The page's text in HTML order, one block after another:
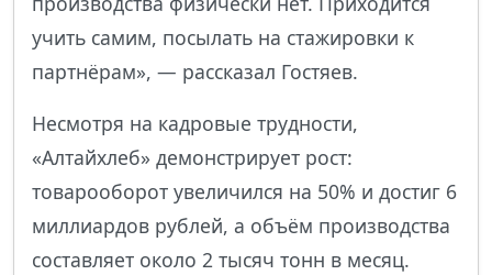
учить самим, посылать на стажировки к
партнёрам», — рассказал Гостяев.
Несмотря на кадровые трудности,
«Алтайхлеб» демонстрирует рост:
товарооборот увеличился на 50% и достиг 6
миллиардов рублей, а объём производства
составляет около 2 тысяч тонн в месяц.